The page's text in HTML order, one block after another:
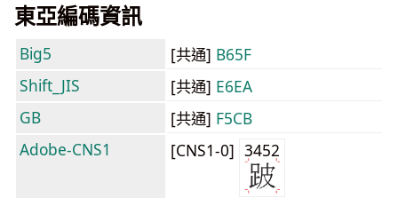
東亞編碼資訊
Big5 [共通] B65F
Shift_JIS
[共通] E6EA
GB
[共通] F5CB
Adobe-CNS1
[CNS1-0] 3452